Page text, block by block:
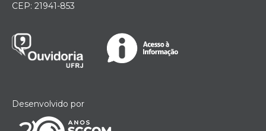
CEP: 21941-853
Desenvolvido por